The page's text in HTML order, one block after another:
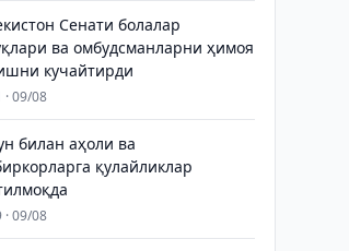
Сенати болалар
ва омбудсманларни ҳимоя
кучайтирди
· 09/08
билан аҳоли ва
қулайликлар
· 09/08